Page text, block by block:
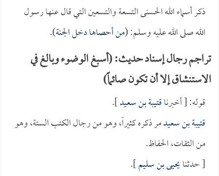
ذكر أسماء الله الحسنى التسعة والتسعين التي قال عنها رسول
الله صلى الله عليه وسلم: (من أحصاها دخل الجنة).
تراجم رجال إسناد حديث: (أسبغ الوضوء وبالغ في
الاستنشاق إلا أن تكون صائماً)
قوله: [ أخبرناقتيبة بن سعيد].
قتيبة بن سعيدمر ذكره كثيراً، وهو من رجال الكتب الستة، وهو
من الثقات، الحفاظ.
[ حدثنايحيى بن سليم].